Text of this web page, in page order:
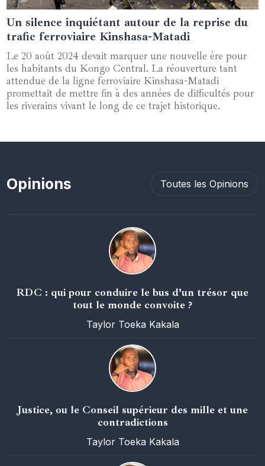
22 août 2024
Un silence inquiétant autour de la reprise du
trafic ferroviaire Kinshasa-Matadi
Le 20 août 2024 devait marquer une nouvelle ère pour
les habitants du Kongo Central. La réouverture tant
attendue de la ligne ferroviaire Kinshasa-Matadi
promettait de mettre fin à des années de difficultés pour
les riverains vivant le long de ce trajet historique.
Opinions Toutes les Opinions
RDC : qui pour conduire le bus d'un trésor que
tout le monde convoite ?
Taylor Toeka Kakala
Justice, ou le Conseil supérieur des mille et une
contradictions
Taylor Toeka Kakala